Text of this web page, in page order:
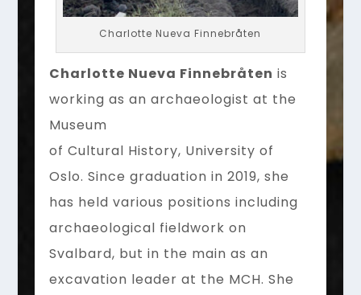
Charlotte Nueva Finnebråten
Charlotte Nueva Finnebråten is
working as an archaeologist at the
Museum
of Cultural History, University of
Oslo. Since graduation in 2019, she
has held various positions including
archaeological fieldwork on
Svalbard, but in the main as an
excavation leader at the MCH. She